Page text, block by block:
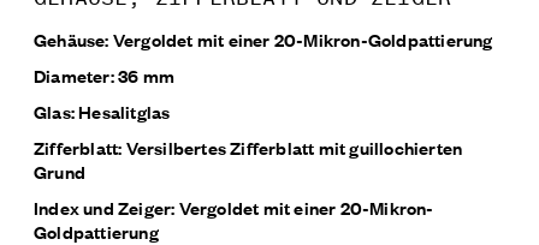
Gehäuse: Vergoldet mit einer 20-Mikron-Goldpattierung
Diameter: 36 mm
Glas: Hesalitglas
Zifferblatt: Versilbertes Zifferblatt mit guillochierten
Grund
Index und Zeiger: Vergoldet mit einer 20-Mikron-
Goldpattierung